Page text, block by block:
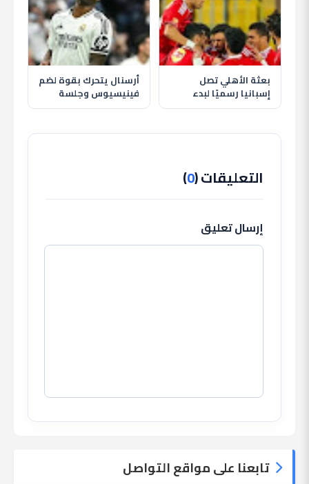
بعثة الأهلي تصل
إسبانيا رسميًا لبدء
معسكر الإعداد استعدادًا
أرسنال يتحرك بقوة لضم
فينيسيوس وجلسة
حاسمة تحدد مستقبله
التعليقات (0
)
إرسال تعليق
تابعنا على مواقع التواصل